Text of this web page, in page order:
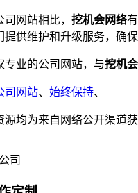
网站相比， 挖机会网络
提供维护和升级服务，确
专业的公司网站，与挖机
司网站、 始终保持、
均为来自网络公开渠道
司